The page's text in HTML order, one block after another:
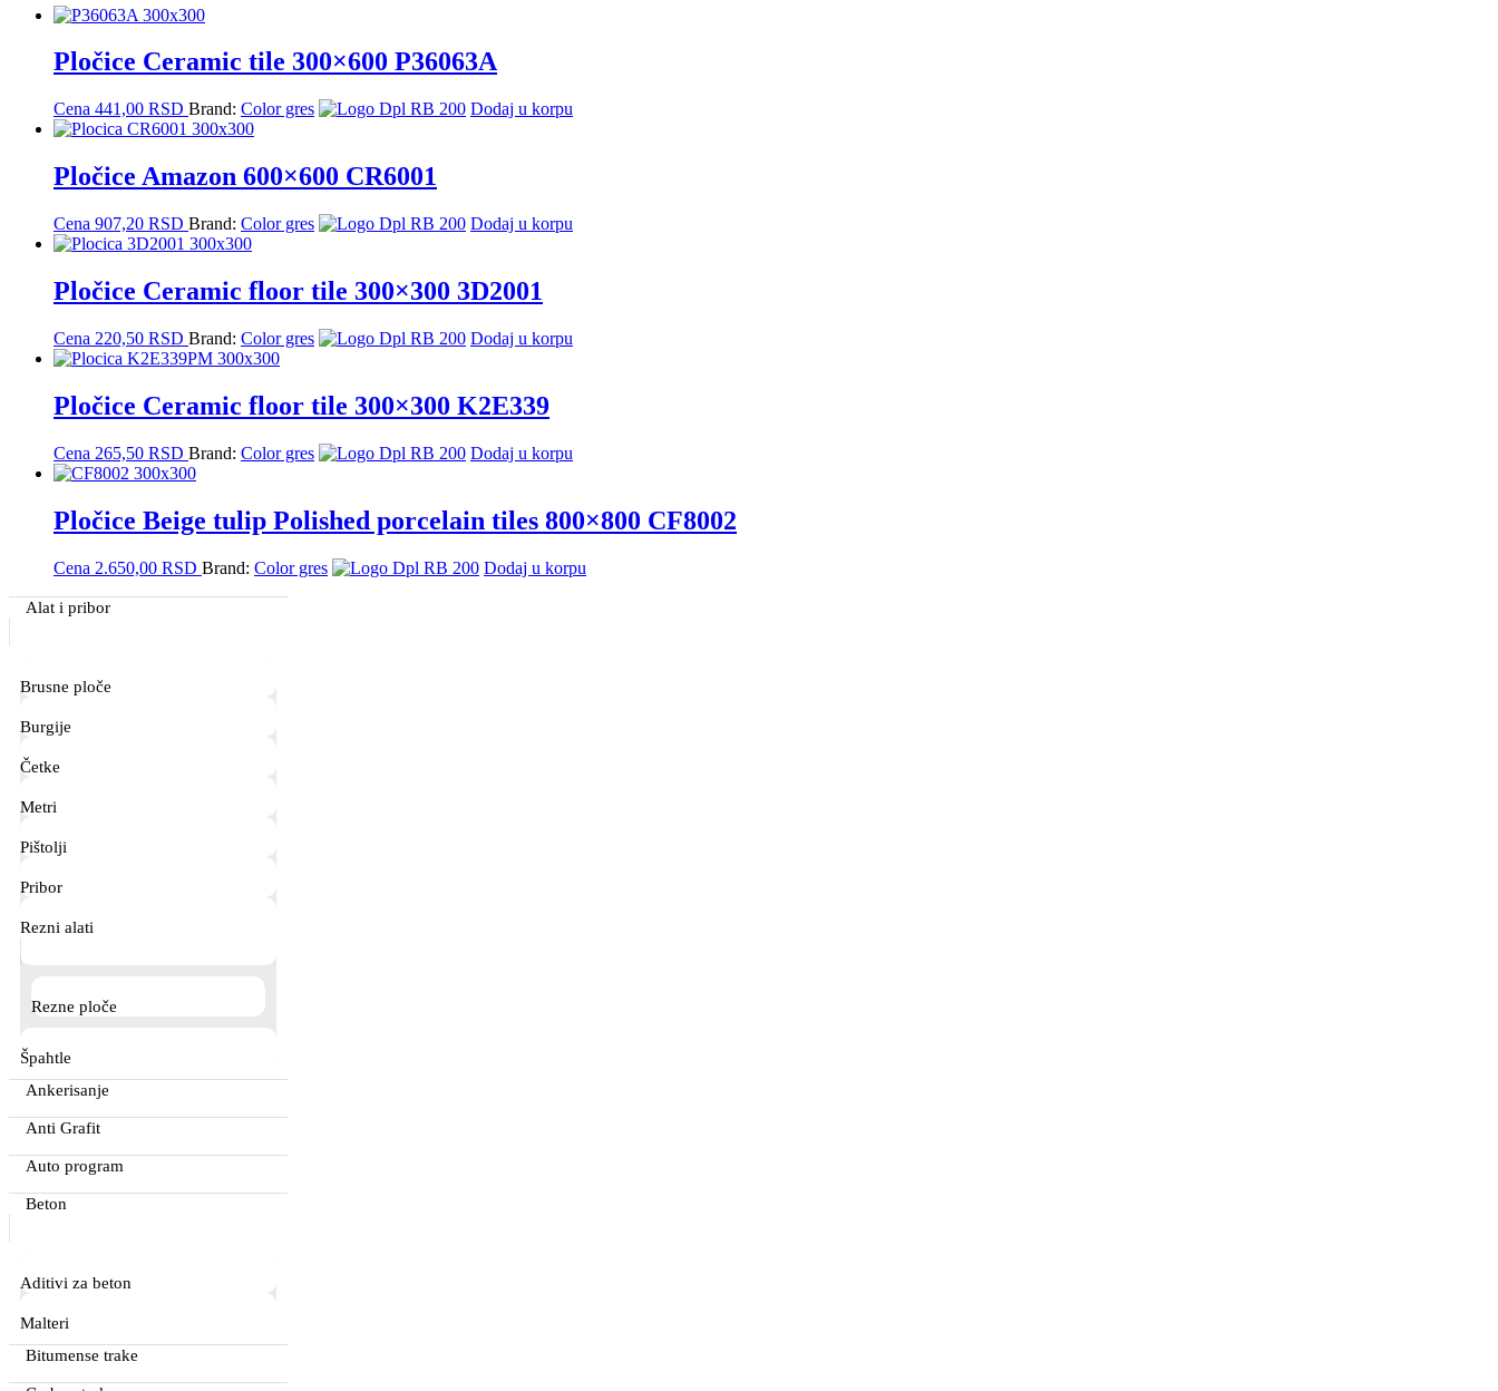
Pločice Ceramic tile 300×600 P36063A
Cena 441,00 RSD Brand: Color gres Dodaj u korpu
Pločice Amazon 600×600 CR6001
Cena 907,20 RSD Brand: Color gres Dodaj u korpu
Pločice Ceramic floor tile 300×300 3D2001
Cena 220,50 RSD Brand: Color gres Dodaj u korpu
Pločice Ceramic floor tile 300×300 K2E339
Cena 265,50 RSD Brand: Color gres Dodaj u korpu
Pločice Beige tulip Polished porcelain tiles 800×800 CF8002
Cena 2.650,00 RSD Brand: Color gres Dodaj u korpu
Primary
Sidebar
Alat i pribor
Brusne ploče
Burgije
Četke
Metri
Pištolji
Pribor
Rezni alati
Rezne ploče
Špahtle
Ankerisanje
Anti Grafit
Auto program
Beton
Aditivi za beton
Malteri
Bitumense trake